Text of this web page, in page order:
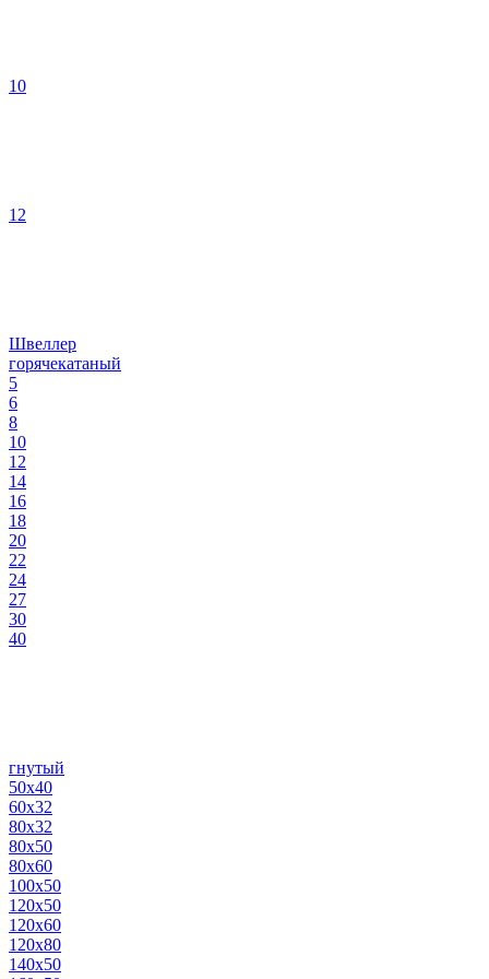
10
12
Швеллер
горячекатаный
5
6
8
10
12
14
16
18
20
22
24
27
30
40
гнутый
50х40
60х32
80х32
80х50
80х60
100х50
120х50
120х60
120х80
140х50